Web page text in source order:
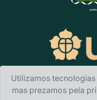
Utilizamos
mas prezamos pela